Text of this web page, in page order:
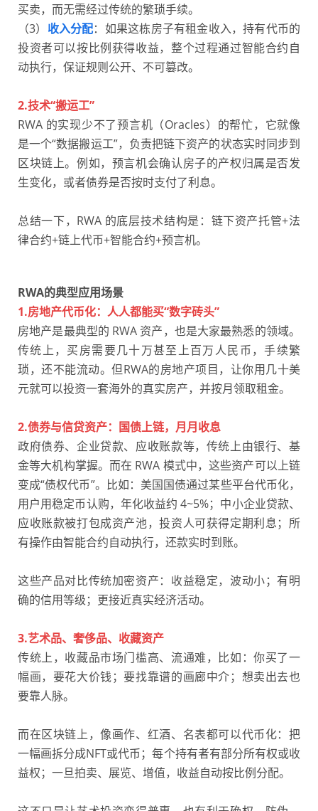
买卖，而无需经过传统的繁琐手续。
（3） 收入分配：如果这栋房子有租金收入，持有代币的
投资者可以按比例获得收益，整个过程通过智能合约自
动执行，保证规则公开、不可篡改。
2.技术“搬运工”
RWA 的实现少不了预言机（Oracles）的帮忙，它就像
是一个“数据搬运工”，负责把链下资产的状态实时同步到
区块链上。例如，预言机会确认房子的产权归属是否发
生变化，或者债券是否按时支付了利息。
总结一下，RWA 的底层技术结构是：链下资产托管+法
律合约+链上代币+智能合约+预言机。
RWA的典型应用场景
1.房地产代币化：人人都能买“数字砖头”
房地产是最典型的 RWA 资产，也是大家最熟悉的领域。
传统上，买房需要几十万甚至上百万人民币，手续繁
琐，还不能流动。但RWA的房地产项目，让你用几十美
元就可以投资一套海外的真实房产，并按月领取租金。
2.债券与信贷资产：国债上链，月月收息
政府债券、企业贷款、应收账款等，传统上由银行、基
金等大机构掌握。而在 RWA 模式中，这些资产可以上链
变成“债权代币”。比如：美国国债通过某些平台代币化，
用户用稳定币认购，年化收益约 4~5%；中小企业贷款、
应收账款被打包成资产池，投资人可获得定期利息；所
有操作由智能合约自动执行，还款实时到账。
这些产品对比传统加密资产：收益稳定，波动小；有明
确的信用等级；更接近真实经济活动。
3.艺术品、奢侈品、收藏资产
传统上，收藏品市场门槛高、流通难，比如：你买了一
幅画，要花大价钱；要找靠谱的画廊中介；想卖出去也
要靠人脉。
而在区块链上，像画作、红酒、名表都可以代币化：把
一幅画拆分成NFT或代币；每个持有者有部分所有权或收
益权；一旦拍卖、展览、增值，收益自动按比例分配。